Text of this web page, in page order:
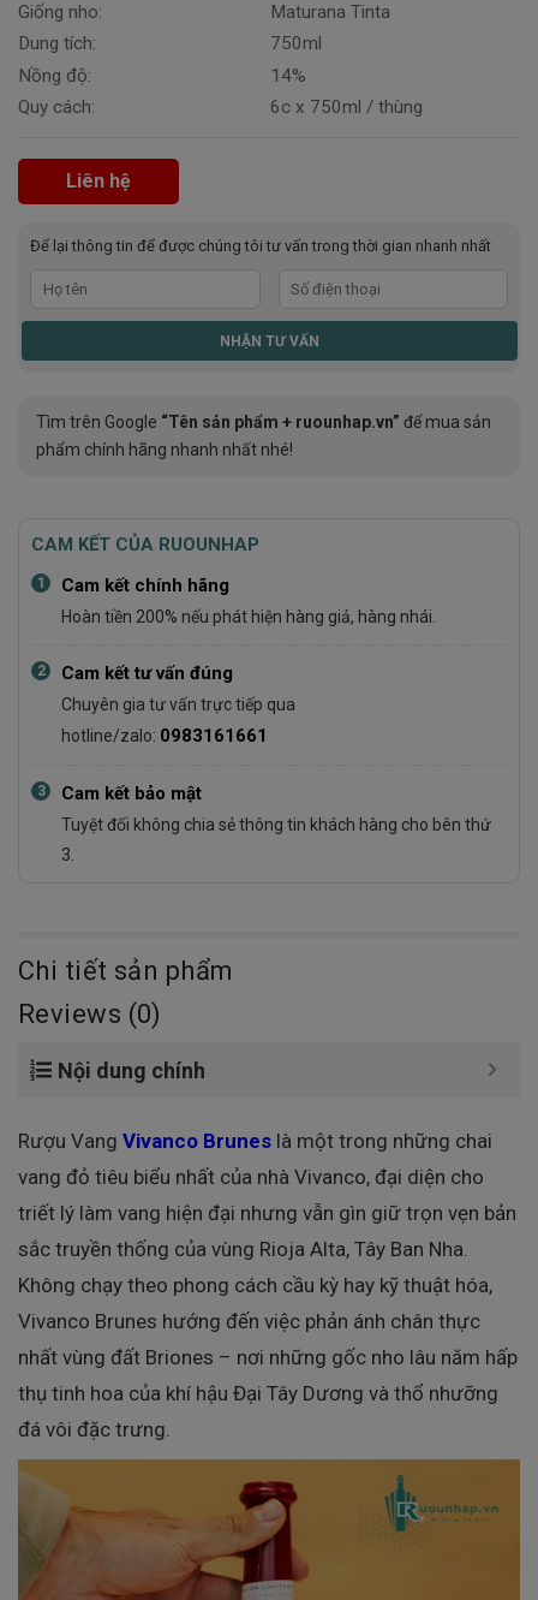
Giống nho:
Dung tích:
Nồng độ:
Quy cách:
Maturana Tinta
750ml
14%
6c x 750ml / thùng
Liên hệ
Để lại thông tin để được chúng tôi tư vấn trong thời gian nhanh nhất
Tìm trên Google “Tên sản phẩm + ruounhap.vn” để mua sản
phẩm chính hãng nhanh nhất nhé!
CAM KẾT CỦA RUOUNHAP
1 Cam kết chính hãng
Hoàn tiền 200% nếu phát hiện hàng giả, hàng nhái.
2 Cam kết tư vấn đúng
Chuyên gia tư vấn trực tiếp qua
hotline/zalo: 0983161661
3 Cam kết bảo mật
Tuyệt đối không chia sẻ thông tin khách hàng cho bên thứ
3.
Chi tiết sản phẩm
Reviews (0)
Nội dung chính
Rượu Vang Vivanco Brunes là một trong những chai
vang đỏ tiêu biểu nhất của nhà Vivanco, đại diện cho
triết lý làm vang hiện đại nhưng vẫn gìn giữ trọn vẹn bản
sắc truyền thống của vùng Rioja Alta, Tây Ban Nha.
Không chạy theo phong cách cầu kỳ hay kỹ thuật hóa,
Vivanco Brunes hướng đến việc phản ánh chân thực
nhất vùng đất Briones – nơi những gốc nho lâu năm hấp
thụ tinh hoa của khí hậu Đại Tây Dương và thổ nhưỡng
đá vôi đặc trưng.